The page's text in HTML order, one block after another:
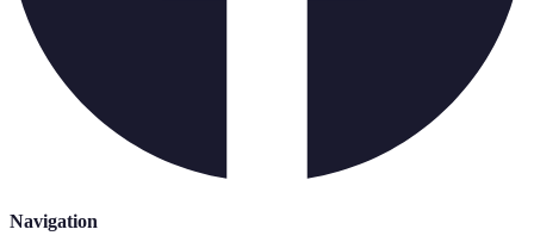
Navigation